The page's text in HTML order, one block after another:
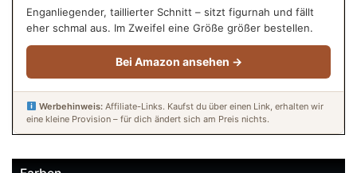
Enganliegender, taillierter Schnitt – sitzt figurnah und fällt
eher schmal aus. Im Zweifel eine Größe größer bestellen.
Bei Amazon ansehen →
Werbehinweis:Affiliate-Links. Kaufst du über einen Link, erhalten wir
eine kleine Provision – für dich ändert sich am Preis nichts.